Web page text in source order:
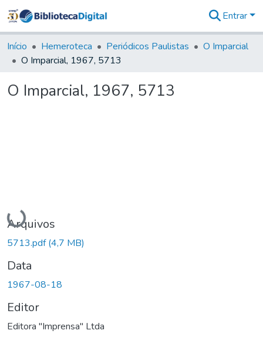
&
Coleções
Tudo na
Digital
Entrar
Início Hemeroteca Periódicos Paulistas
O Imparcial
O Imparcial, 1967, 5713
O Imparcial, 1967, 5713
Carregando...
Arquivos
5713.pdf(4,7 MB)
Data
1967-08-18
Editor
Editora "Imprensa" Ltda